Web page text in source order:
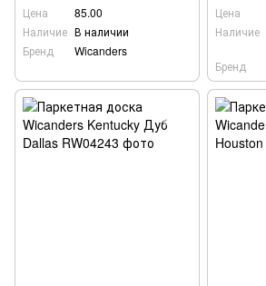
Цена
85.00
Наличие В наличии
Бренд
Wicanders
Цена
Наличие
Бренд